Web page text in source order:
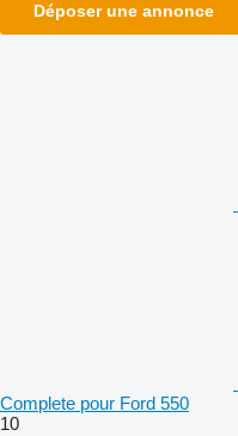
Déposer une annonce
Complete pour Ford 550
10